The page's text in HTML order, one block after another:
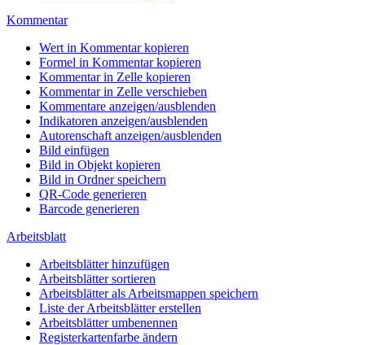
Kommentar
Wert in Kommentar kopieren
Formel in Kommentar kopieren
Kommentar in Zelle kopieren
Kommentar in Zelle verschieben
Kommentare anzeigen/ausblenden
Indikatoren anzeigen/ausblenden
Autorenschaft anzeigen/ausblenden
Bild einfügen
Bild in Objekt kopieren
Bild in Ordner speichern
QR-Code generieren
Barcode generieren
Arbeitsblatt
Arbeitsblätter hinzufügen
Arbeitsblätter sortieren
Arbeitsblätter als Arbeitsmappen speichern
Liste der Arbeitsblätter erstellen
Arbeitsblätter umbenennen
Registerkartenfarbe ändern